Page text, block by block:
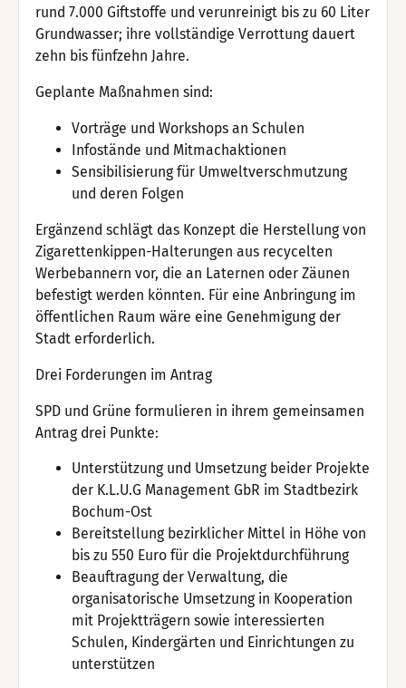
rund 7.000 Giftstoffe und verunreinigt bis zu 60 Liter
Grundwasser; ihre vollständige Verrottung dauert
zehn bis fünfzehn Jahre.
Geplante Maßnahmen sind:
Vorträge und Workshops an Schulen
Infostände und Mitmachaktionen
Sensibilisierung für Umweltverschmutzung
und deren Folgen
Ergänzend schlägt das Konzept die Herstellung von
Zigarettenkippen-Halterungen aus recycelten
Werbebannern vor, die an Laternen oder Zäunen
befestigt werden könnten. Für eine Anbringung im
öffentlichen Raum wäre eine Genehmigung der
Stadt erforderlich.
Drei Forderungen im Antrag
SPD und Grüne formulieren in ihrem gemeinsamen
Antrag drei Punkte:
Unterstützung und Umsetzung beider Projekte
der K.L.U.G Management GbR im Stadtbezirk
Bochum-Ost
Bereitstellung bezirklicher Mittel in Höhe von
bis zu 550 Euro für die Projektdurchführung
Beauftragung der Verwaltung, die
organisatorische Umsetzung in Kooperation
mit Projektträgern sowie interessierten
Schulen, Kindergärten und Einrichtungen zu
unterstützen